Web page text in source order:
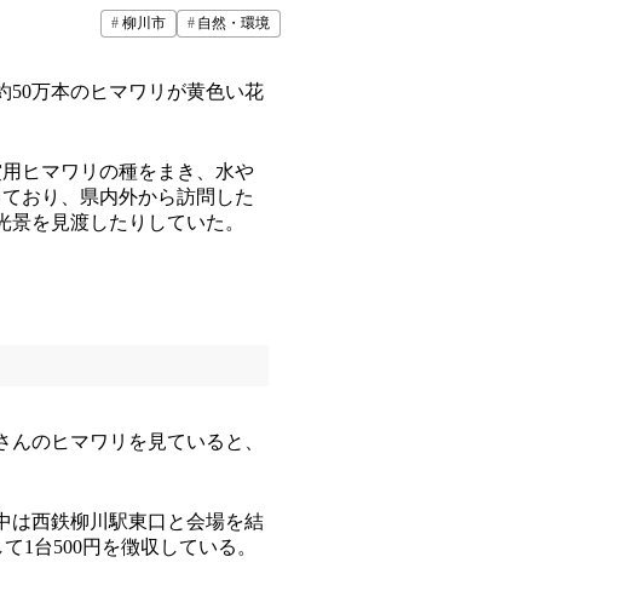
柳川市 自然・環境
50万本のヒマワリが黄色い花
ヒマワリの種をまき、水や
おり、県内外から訪問した
を見渡したりしていた。
のヒマワリを見ていると、
は西鉄柳川駅東口と会場を結
1台500円を徴収している。